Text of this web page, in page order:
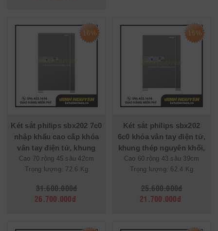
16%
Két sắt philips sbx202 7c0
nhập khẩu cao cấp khóa
vân tay điện tử, khung
thép carbon, không cảnh
báo qua điện thoại
Cao 70 rộng 45 sâu 42cm
Trọng lượng: 72.6 Kg
31.600.000đ
26.700.000đ
15%
Két sắt philips sbx202
6c0 khóa vân tay điện tử,
khung thép nguyên khối,
không cảnh báo qua điện
thoại
Cao 60 rộng 43 sâu 39cm
Trọng lượng: 62.4 Kg
25.600.000đ
21.700.000đ